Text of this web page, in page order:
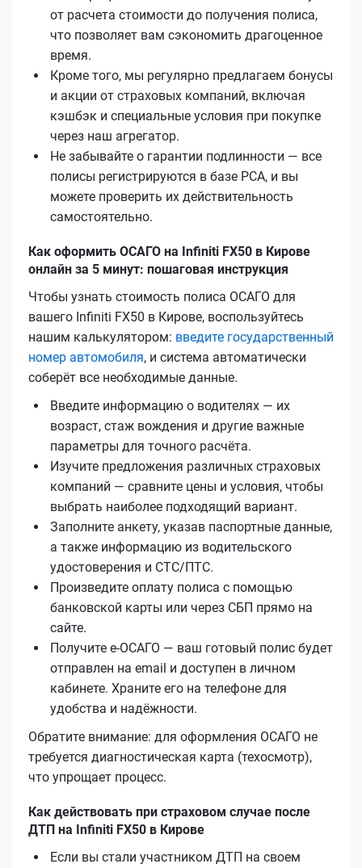
от расчета стоимости до получения полиса,
что позволяет вам сэкономить драгоценное
время.
Кроме того, мы регулярно предлагаем бонусы
и акции от страховых компаний, включая
кэшбэк и специальные условия при покупке
через наш агрегатор.
Не забывайте о гарантии подлинности — все
полисы регистрируются в базе РСА, и вы
можете проверить их действительность
самостоятельно.
Как оформить ОСАГО на Infiniti FX50 в Кирове
онлайн за 5 минут: пошаговая инструкция
Чтобы узнать стоимость полиса ОСАГО для
вашего Infiniti FX50 в Кирове, воспользуйтесь
нашим калькулятором: введите государственный
номер автомобиля, и система автоматически
соберёт все необходимые данные.
Введите информацию о водителях — их
возраст, стаж вождения и другие важные
параметры для точного расчёта.
Изучите предложения различных страховых
компаний — сравните цены и условия, чтобы
выбрать наиболее подходящий вариант.
Заполните анкету, указав паспортные данные,
а также информацию из водительского
удостоверения и СТС/ПТС.
Произведите оплату полиса с помощью
банковской карты или через СБП прямо на
сайте.
Получите е‑ОСАГО — ваш готовый полис будет
отправлен на email и доступен в личном
кабинете. Храните его на телефоне для
удобства и надёжности.
Обратите внимание: для оформления ОСАГО не
требуется диагностическая карта (техосмотр),
что упрощает процесс.
Как действовать при страховом случае после
ДТП на Infiniti FX50 в Кирове
Если вы стали участником ДТП на своем